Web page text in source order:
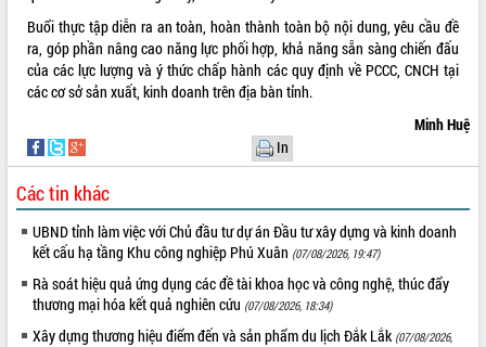
Hòn Yến phát triển du lịch gắn với bảo
tồn biển
Lấy ý kiến điều chỉnh Quy hoạch tỉnh
Đắk Lắk thời kỳ 2021-2030, tầm nhìn
đến năm 2050
giải phóng mặt bằng Tuyến đường bộ
ven biển
Đắk Lắk nỗ lực thúc đẩy tăng trưởng
II/2026
Đắk Lắk ký kết thỏa thuận hợp tác về
chuyển đổi số giai đoạn 2026 – 2030
với Tập đoàn Bưu chính Viễn thông
Việt Nam
Buổi thực tập diễn ra an toàn, hoàn thành toàn bộ nội dung, yêu cầu đề
ra, góp phần nâng cao năng lực phối hợp, khả năng sẵn sàng chiến đấu
của các lực lượng và ý thức chấp hành các quy định về PCCC, CNCH tại
các cơ sở sản xuất, kinh doanh trên địa bàn tỉnh.
Minh Huệ
In
Các tin khác
UBND tỉnh làm việc với Chủ đầu tư dự án Đầu tư xây dựng và kinh doanh
kết cấu hạ tầng Khu công nghiệp Phú Xuân (07/08/2026, 19:47)
Rà soát hiệu quả ứng dụng các đề tài khoa học và công nghệ, thúc đẩy
thương mại hóa kết quả nghiên cứu (07/08/2026, 18:34)
Xây dựng thương hiệu điểm đến và sản phẩm du lịch Đắk Lắk (07/08/2026,